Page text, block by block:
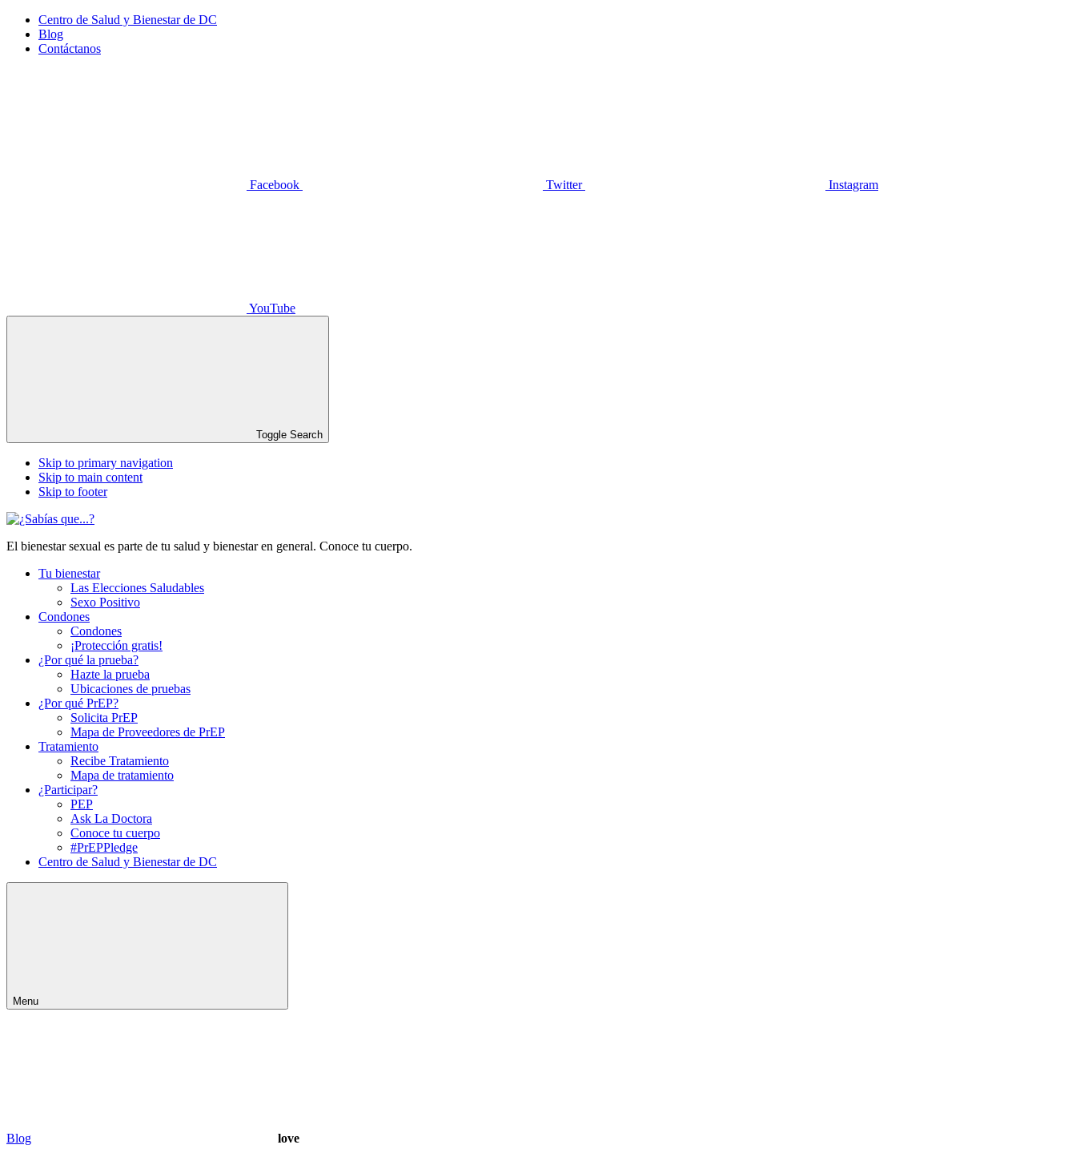
Centro de Salud y Bienestar de DC
Blog
Contáctanos
Facebook Twitter Instagram
YouTube
Toggle Search
Skip to primary navigation
Skip to main content
Skip to footer
El bienestar sexual es parte de tu salud y bienestar en general. Conoce tu cuerpo.
Tu bienestar
Las Elecciones Saludables
Sexo Positivo
Condones
Condones
¡Protección gratis!
¿Por qué la prueba?
Hazte la prueba
Ubicaciones de pruebas
¿Por qué PrEP?
Solicita PrEP
Mapa de Proveedores de PrEP
Tratamiento
Recibe Tratamiento
Mapa de tratamiento
¿Participar?
PEP
Ask La Doctora
Conoce tu cuerpo
#PrEPPledge
Centro de Salud y Bienestar de DC
Menu
Blog love